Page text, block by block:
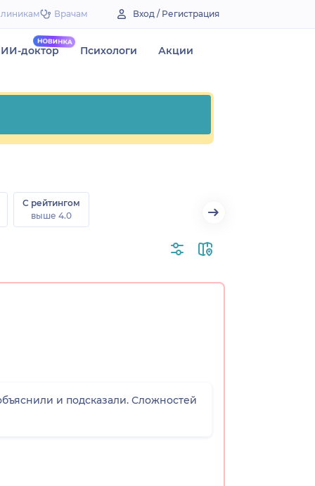
Врачам Вход / Регистрация
ИИ-доктор Психологи Акции
С рейтингом
выше 4.0
и подсказали. Сложностей